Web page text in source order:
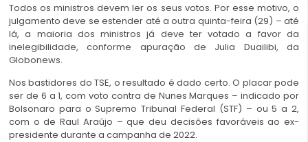
Todos os ministros devem ler os seus votos. Por esse motivo, o
julgamento deve se estender até a outra quinta-feira (29) – até
lá, a maioria dos ministros já deve ter votado a favor da
inelegibilidade, conforme apuração de Julia Duailibi, da
Globonews.
Nos bastidores do TSE, o resultado é dado certo. O placar pode
ser de 6 a 1, com voto contra de Nunes Marques – indicado por
Bolsonaro para o Supremo Tribunal Federal (STF) – ou 5 a 2,
com o de Raul Araújo – que deu decisões favoráveis ao ex-
presidente durante a campanha de 2022.